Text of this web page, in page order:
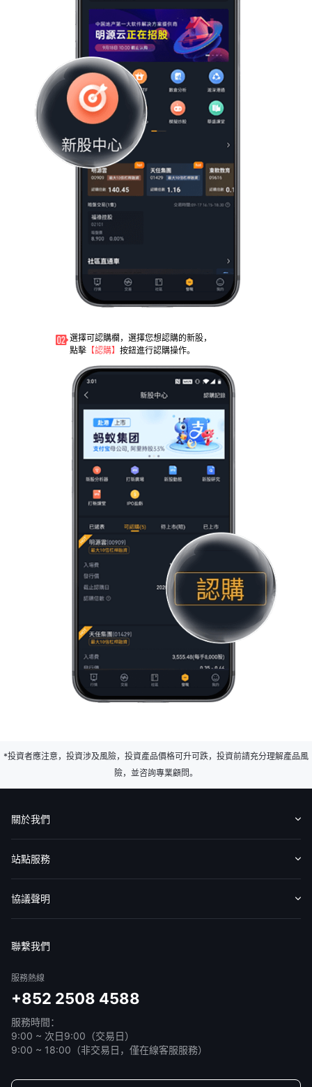
選擇可認購欄，選擇您想認購的新股，
點擊 【認購】 按鈕進行認購操作。
*投資者應注意，投資涉及風險，投資產品價格可升可跌，投資前請充分理解產品風
險，並咨詢專業顧問。
關於我們
認識華盛
媒體報導
意見反饋
站點服務
收費標準
交易工具
幫助中心
協議聲明
聯繫我們
服務熱線
+852 2508 4588
服務時間：
9:00 ~ 次日9:00（交易日）
9:00 ~ 18:00（非交易日，僅在線客服服務）